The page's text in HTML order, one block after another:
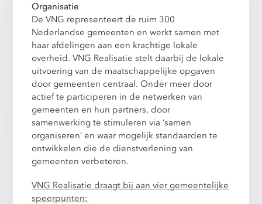
Organisatie
De VNG representeert de ruim 300
Nederlandse gemeenten en werkt samen met
haar afdelingen aan een krachtige lokale
overheid. VNG Realisatie stelt daarbij de lokale
uitvoering van de maatschappelijke opgaven
door gemeenten centraal. Onder meer door
actief te participeren in de netwerken van
gemeenten en hun partners, door
samenwerking te stimuleren via ‘samen
organiseren’ en waar mogelijk standaarden te
ontwikkelen die de dienstverlening van
gemeenten verbeteren.
VNG Realisatie draagt bij aan vier gemeentelijke
speerpunten: